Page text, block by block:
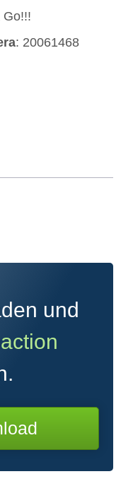
Go!!!
: 20061468
und